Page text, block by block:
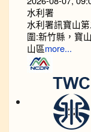
水利署
水利署訊寶山
圍:新竹縣，寶
山區more...